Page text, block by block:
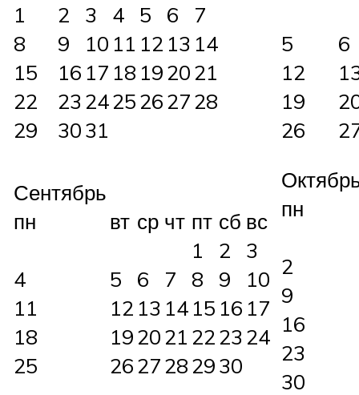
1
2 3 4 5 6
7
8
9 10 11 12 13 14
15
16 17 18 192021
22
23 2425262728
29
3031
5
6
12
19
26
Сентябрь
пн
вт ср чт пт сб вс
1
2
3
4
5 6 7 8 9
10
11
12 13 14 15 16 17
18
192021 2223 24
25
2627282930
пн
2
9
16
23
30